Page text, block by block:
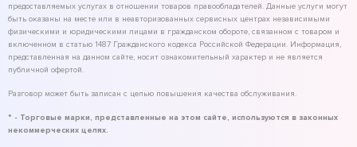
предоставляемых услугах в отношении товаров правообладателей. Данные услуги могут
быть оказаны на месте или в неавторизованных сервисных центрах независимыми
физическими и юридическими лицами в гражданском обороте, связанном с товаром и
включенном в статью 1487 Гражданского кодекса Российской Федерации. Информация,
представленная на данном сайте, носит ознакомительный характер и не является
публичной офертой.
Разговор может быть записан с целью повышения качества обслуживания.
* - Торговые марки, представленные на этом сайте, используются в законных
некоммерческих целях.